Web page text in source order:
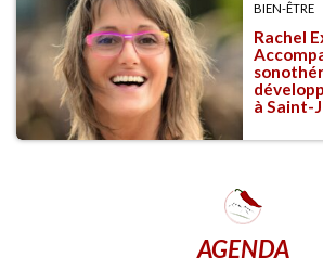
BIEN-ÊTRE
Rachel
à Saint-
AGENDA